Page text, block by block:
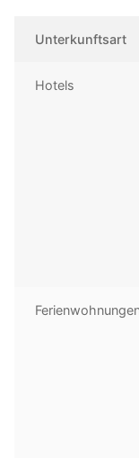
Unterkunftsart
Hotels